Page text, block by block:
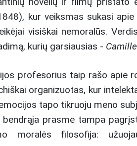
kur veiksmas sukasi
visiškai nemoralūs.
kurių garsiausias - Camille
profesorius taip rašo apie
organizuotas, kur
tapo tikruoju meno
prasme tampa
moralės filosofija: